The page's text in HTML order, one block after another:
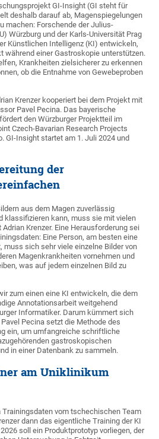
GI-Insight (GI steht für
deshalb darauf ab, Magenspiegelungen
machen: Forschende der Julius-
Würzburg und der Karls-Universität Prag
Künstlichen Intelligenz (KI) entwickeln,
während einer Gastroskopie unterstützen.
Krankheiten zielsicherer zu erkennen
ob die Entnahme von Gewebeproben
Krenzer kooperiert bei dem Projekt mit
Pavel Pecina. Das bayerische
den Würzburger Projektteil im
Czech-Bavarian Research Projects
GI-Insight startet am 1. Juli 2024 und
der
aus dem Magen zuverlässig
klassifizieren kann, muss sie mit vielen
Krenzer. Eine Herausforderung sei
Eine Person, am besten eine
muss sich sehr viele einzelne Bilder von
Magenkrankheiten vornehmen und
was auf jedem einzelnen Bild zu
zum einen eine KI entwickeln, die dem
Annotationsarbeit weitgehend
Informatiker. Darum kümmert sich
Pecina setzt die Methode des
ein, um umfangreiche schriftliche
gastroskopischen
in einer Datenbank zu sammeln.
am Uniklinikum
vom tschechischen Team
dann das eigentliche Training der KI
soll ein Produktprototyp vorliegen, der